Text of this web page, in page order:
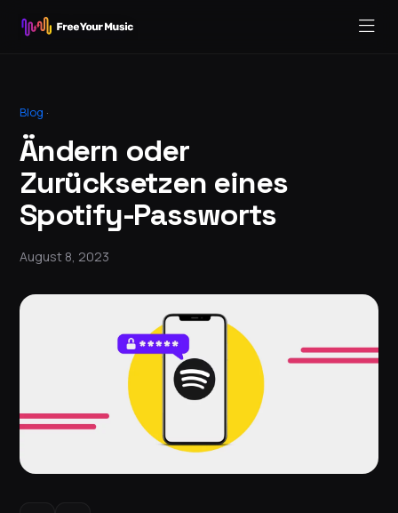
Blog ·
Ändern oder
Zurücksetzen eines
Spotify-Passworts
August 8, 2023